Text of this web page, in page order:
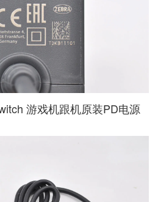
游戏机跟机原装PD电源